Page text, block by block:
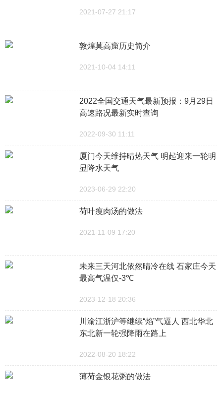
2021-07-27 21:17
敦煌莫高窟历史简介
2021-10-04 14:11
2022全国交通天气最新预报：9月29日
高速路况最新实时查询
2022-09-30 11:11
厦门今天维持晴热天气 明起迎来一轮明
显降水天气
2023-06-29 22:20
荷叶瘦肉汤的做法
2021-11-09 17:20
未来三天河北依然晴冷在线 石家庄今天
最高气温仅-3℃
2023-12-18 20:36
川渝江浙沪等继续“焰”气逼人 西北华北
东北新一轮强降雨在路上
2022-08-20 18:22
薄荷金银花粥的做法